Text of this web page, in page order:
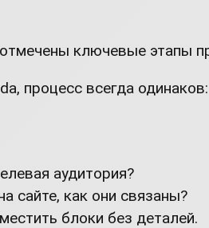
ключевые этапы
процесс всегда одинаков:
аудитория?
сайте, как они связаны?
блоки без деталей.